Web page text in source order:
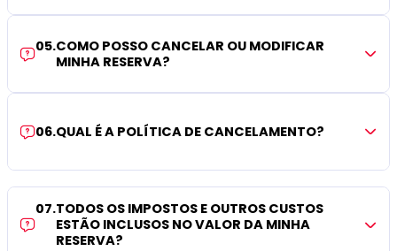
05.COMO POSSO CANCELAR OU MODIFICAR
MINHA RESERVA?
06.QUAL É A POLÍTICA DE CANCELAMENTO?
07.TODOS OS IMPOSTOS E OUTROS CUSTOS
ESTÃO INCLUSOS NO VALOR DA MINHA
RESERVA?